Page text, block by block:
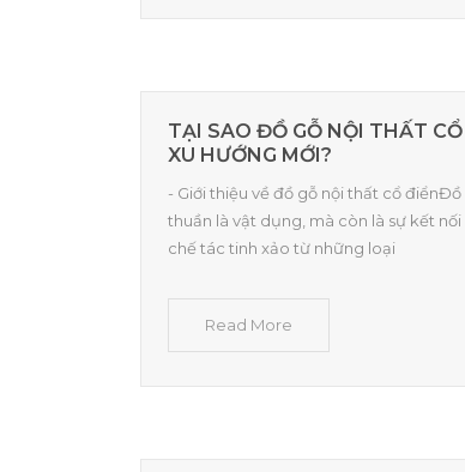
TẠI SAO ĐỒ GỖ NỘI THẤT
XU HƯỚNG MỚI?
- Giới thiệu về đồ gỗ nội thất cổ
thuần là vật dụng, mà còn là sự kết
chế tác tinh xảo từ những loại
Read More